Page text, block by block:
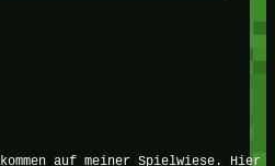
auf meiner Spielwiese.